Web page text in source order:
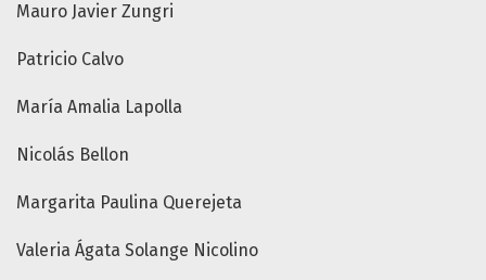
Mauro Javier Zungri
Patricio Calvo
María Amalia Lapolla
Nicolás Bellon
Margarita Paulina Querejeta
Valeria Ágata Solange Nicolino